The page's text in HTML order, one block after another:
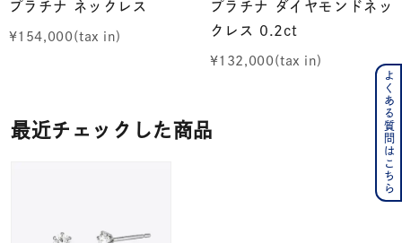
プラチナ ネックレス
¥154,000
プラチナ ダイヤモンドネッ
クレス 0.2ct
¥132,000
最近チェックした商品 よくある質問はこちら